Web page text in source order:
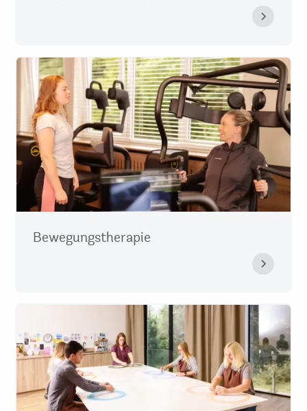
Bewegungstherapie